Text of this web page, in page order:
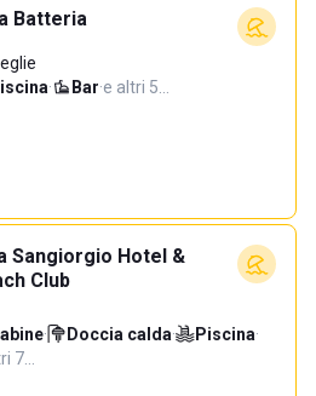
Batteria
· Bar·e altri 5…
Sangiorgio Hotel &
Club
· Doccia calda· Piscina·
7…